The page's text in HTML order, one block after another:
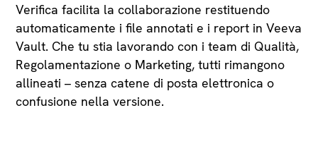
Verifica facilita la collaborazione restituendo
automaticamente i file annotati e i report in Veeva
Vault. Che tu stia lavorando con i team di Qualità,
Regolamentazione o Marketing, tutti rimangono
allineati – senza catene di posta elettronica o
confusione nella versione.